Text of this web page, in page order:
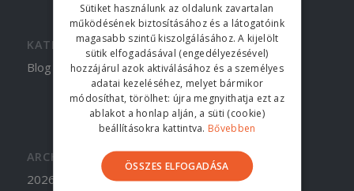
KATEGÓRIÁK
Blog
ARCHÍVUM
2026. június
Sütiket használunk az oldalunk zavartalan
működésének biztosításához és a látogatóink
magasabb szintű kiszolgálásához. A kijelölt
sütik elfogadásával (engedélyezésével)
hozzájárul azok aktiválásához és a személyes
adatai kezeléséhez, melyet bármikor
módosíthat, törölhet: újra megnyithatja ezt az
ablakot a honlap alján, a süti (cookie)
beállításokra kattintva. Bővebben
ÖSSZES ELFOGADÁSA